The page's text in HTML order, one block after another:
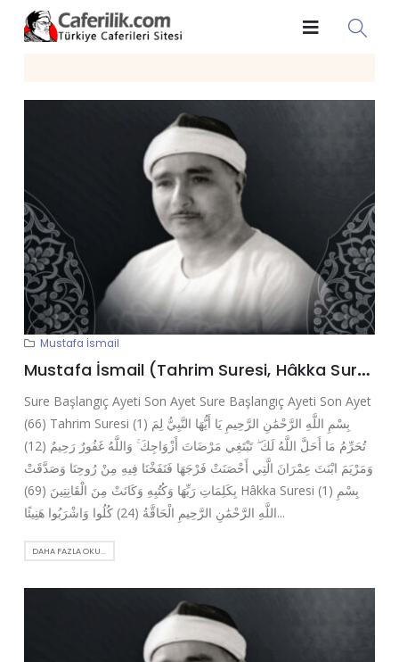
Mustafa İsmail
Mustafa İsmail (Tahrim Suresi, Hâkka Suresi, Nâziât Suresi, Beled Suresi, Şems Suresi)
Sure Başlangıç Ayeti Son Ayet Sure Başlangıç Ayeti Son Ayet
(66) Tahrim Suresi (1) بِسْمِ اللَّهِ الرَّحْمَٰنِ الرَّحِيمِ يَا أَيُّهَا النَّبِيُّ لِمَ
تُحَرِّمُ مَا أَحَلَّ اللَّهُ لَكَ ۖ تَبْتَغِي مَرْضَاتَ أَزْوَاجِكَ ۚ وَاللَّهُ غَفُورٌ رَحِيمٌ (12)
وَمَرْيَمَ ابْنَتَ عِمْرَانَ الَّتِي أَحْصَنَتْ فَرْجَهَا فَنَفَخْنَا فِيهِ مِنْ رُوحِنَا وَصَدَّقَتْ
بِكَلِمَاتِ رَبِّهَا وَكُتُبِهِ وَكَانَتْ مِنَ الْقَانِتِينَ (69) Hâkka Suresi (1) بِسْمِ
اللَّهِ الرَّحْمَٰنِ الرَّحِيمِ الْحَاقَّةُ (24) كُلُوا وَاشْرَبُوا هَنِيئًا...
DAHA FAZLA OKU...